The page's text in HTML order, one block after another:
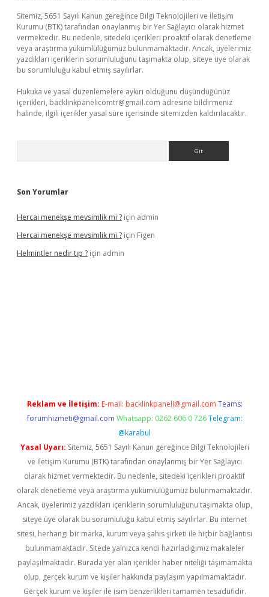
Sitemiz, 5651 Sayılı Kanun gereğince Bilgi Teknolojileri ve İletişim
Kurumu (BTK) tarafından onaylanmış bir Yer Sağlayıcı olarak hizmet
vermektedir. Bu nedenle, sitedeki içerikleri proaktif olarak denetleme
veya araştırma yükümlülüğümüz bulunmamaktadır. Ancak, üyelerimiz
yazdıkları içeriklerin sorumluluğunu taşımakta olup, siteye üye olarak
bu sorumluluğu kabul etmiş sayılırlar.
Hukuka ve yasal düzenlemelere aykırı olduğunu düşündüğünüz
içerikleri, backlinkpanelicomtr@gmail.com adresine bildirmeniz
halinde, ilgili içerikler yasal süre içerisinde sitemizden kaldırılacaktır.
Son Yorumlar
Hercai menekşe mevsimlik mi ? için admin
Hercai menekşe mevsimlik mi ? için Figen
Helmintler nedir tıp ? için admin
Reklam ve İletişim: E-mail: backlinkpaneli@gmail.com Teams:
forumhizmeti@gmail.com Whatsapp: 0262 606 0 726 Telegram:
@karabul
Yasal Uyarı: Sitemiz, 5651 Sayılı Kanun gereğince Bilgi Teknolojileri
ve İletişim Kurumu (BTK) tarafından onaylanmış bir Yer Sağlayıcı
olarak hizmet vermektedir. Bu nedenle, sitedeki içerikleri proaktif
olarak denetleme veya araştırma yükümlülüğümüz bulunmamaktadır.
Ancak, üyelerimiz yazdıkları içeriklerin sorumluluğunu taşımakta olup,
siteye üye olarak bu sorumluluğu kabul etmiş sayılırlar. Bu internet
sitesi, herhangi bir marka, kurum veya şahıs şirketi ile hiçbir bağlantısı
bulunmamaktadır. Sitede yalnızca kendi hazırladığımız makaleler
paylaşılmaktadır. Burada yer alan içerikler haber niteliği taşımamakta
olup, gerçek kurum ve kişiler hakkında paylaşım yapılmamaktadır.
Gerçek kurum ve kişiler ile isim benzerlikleri tamamen tesadüfidir.